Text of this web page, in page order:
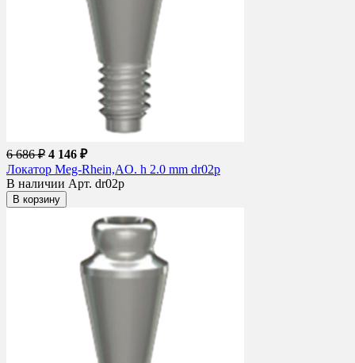
6 686 ₽ 4 146 ₽
Локатор Meg-Rhein,AO. h 2.0 mm dr02p
В наличии Арт. dr02p
В корзину